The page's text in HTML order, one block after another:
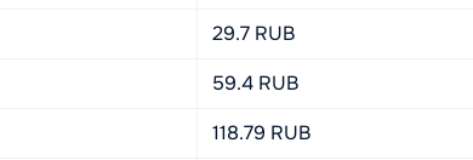
29.7 RUB
59.4 RUB
118.79 RUB